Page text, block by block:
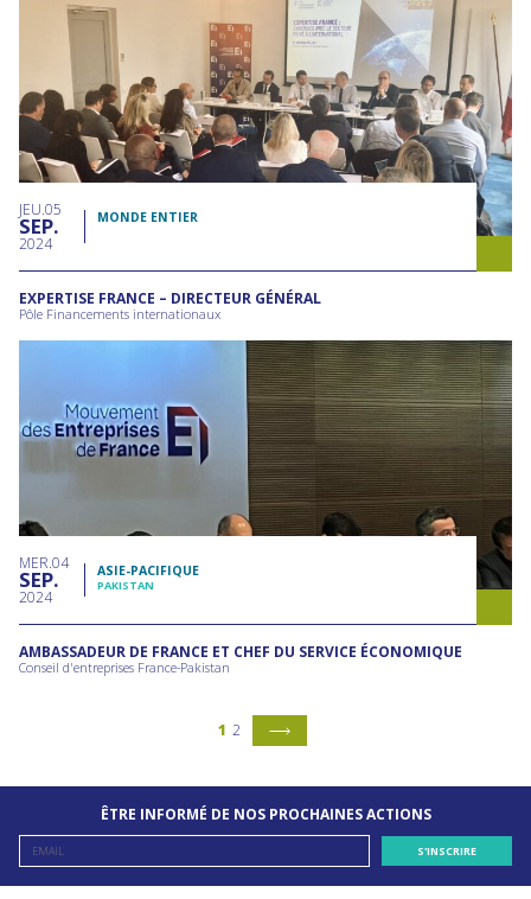
JEU 05
SEP
2024
MONDE ENTIER
EXPERTISE FRANCE – DIRECTEUR GÉNÉRAL
Pôle Financements internationaux
MER 04
SEP
2024
ASIE-PACIFIQUE
PAKISTAN
AMBASSADEUR DE FRANCE ET CHEF DU SERVICE ÉCONOMIQUE
Conseil d'entreprises France-Pakistan
1 2
ÊTRE INFORMÉ DE NOS PROCHAINES ACTIONS